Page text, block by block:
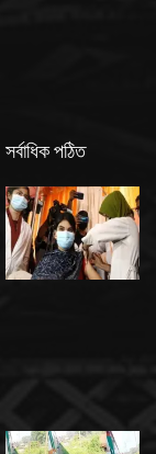
সর্বাধিক পঠিত